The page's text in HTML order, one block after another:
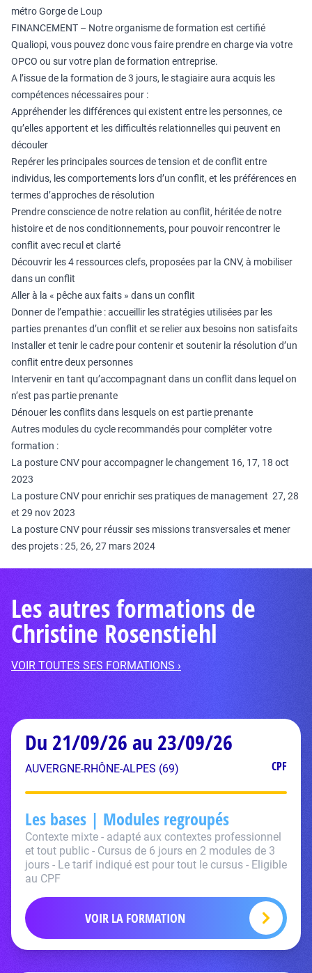
métro Gorge de Loup
FINANCEMENT – Notre organisme de formation est certifié
Qualiopi, vous pouvez donc vous faire prendre en charge via votre
OPCO ou sur votre plan de formation entreprise.
A l’issue de la formation de 3 jours, le stagiaire aura acquis les
compétences nécessaires pour :
Appréhender les différences qui existent entre les personnes, ce
qu’elles apportent et les difficultés relationnelles qui peuvent en
découler
Repérer les principales sources de tension et de conflit entre
individus, les comportements lors d’un conflit, et les préférences en
termes d’approches de résolution
Prendre conscience de notre relation au conflit, héritée de notre
histoire et de nos conditionnements, pour pouvoir rencontrer le
conflit avec recul et clarté
Découvrir les 4 ressources clefs, proposées par la CNV, à mobiliser
dans un conflit
Aller à la « pêche aux faits » dans un conflit
Donner de l’empathie : accueillir les stratégies utilisées par les
parties prenantes d’un conflit et se relier aux besoins non satisfaits
Installer et tenir le cadre pour contenir et soutenir la résolution d’un
conflit entre deux personnes
Intervenir en tant qu’accompagnant dans un conflit dans lequel on
n’est pas partie prenante
Dénouer les conflits dans lesquels on est partie prenante
Autres modules du cycle recommandés pour compléter votre
formation :
La posture CNV pour accompagner le changement 16, 17, 18 oct
2023
La posture CNV pour enrichir ses pratiques de management 27, 28
et 29 nov 2023
La posture CNV pour réussir ses missions transversales et mener
des projets : 25, 26, 27 mars 2024
Les autres formations de
Christine Rosenstiehl
VOIR TOUTES SES FORMATIONS ›
Du 21/09/26 au 23/09/26
AUVERGNE-RHÔNE-ALPES (69) CPF
Les bases | Modules regroupés
Contexte mixte - adapté aux contextes professionnel
et tout public - Cursus de 6 jours en 2 modules de 3
jours - Le tarif indiqué est pour tout le cursus - Eligible
au CPF
VOIR LA FORMATION